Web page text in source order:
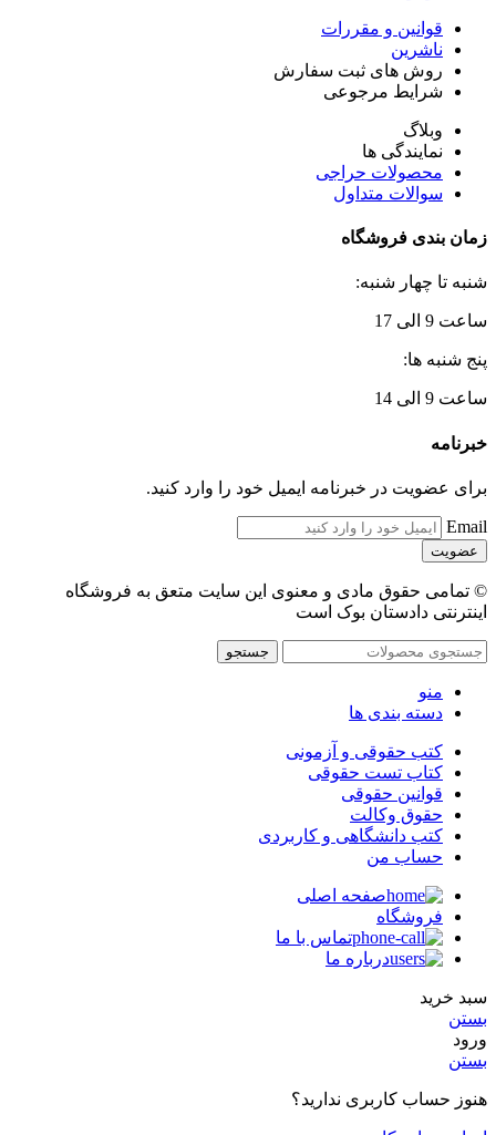
قوانین و مقررات
ناشرین
روش های ثبت سفارش
شرایط مرجوعی
وبلاگ
نمایندگی ها
محصولات حراجی
سوالات متداول
زمان بندی فروشگاه
شنبه تا چهار شنبه:
ساعت 9 الی 17
پنج شنبه ها:
ساعت 9 الی 14
خبرنامه
برای عضویت در خبرنامه ایمیل خود را وارد کنید.
Email
© تمامی حقوق مادی و معنوی این سایت متعق به فروشگاه
اینترنتی دادستان بوک است
جستجو
منو
دسته بندی ها
کتب حقوقی و آزمونی
کتاب تست حقوقی
قوانین حقوقی
حقوق وکالت
کتب دانشگاهی و کاربردی
حساب من
صفحه اصلی
فروشگاه
تماس با ما
درباره ما
سبد خرید
بستن
ورود
بستن
هنوز حساب کاربری ندارید؟